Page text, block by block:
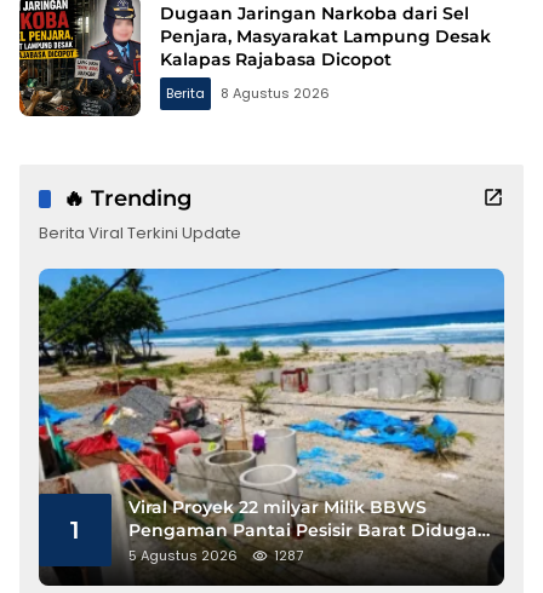
Dugaan Jaringan Narkoba dari Sel
Penjara, Masyarakat Lampung Desak
Kalapas Rajabasa Dicopot
Berita 8 Agustus 2026
🔥 Trending
Berita Viral Terkini Update
1
Viral Proyek 22 milyar Milik BBWS
Pengaman Pantai Pesisir Barat Diduga
Gunakan Besi Banci
5 Agustus 2026 1287